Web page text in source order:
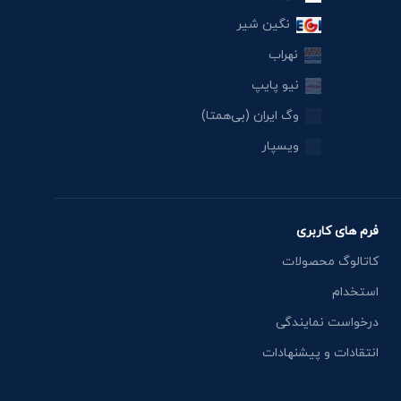
نگین شیر
نهراب
نیو پایپ
وگ ایران (بی‌همتا)
ویسپار
فرم های کاربری
کاتالوگ محصولات
استخدام
درخواست نمایندگی
انتقادات و پیشنهادات